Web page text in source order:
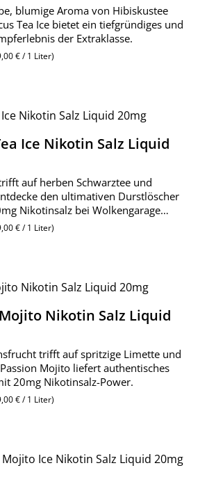
blumige Aroma von Hibiskustee
Tea Ice bietet ein tiefgründiges und
der Extraklasse.
€ / 1 Liter)
Ice Nikotin Salz Liquid
auf herben Schwarztee und
den ultimativen Durstlöscher
Nikotinsalz bei Wolkengarage
€ / 1 Liter)
Nikotin Salz Liquid
trifft auf spritzige Limette und
Mojito liefert authentisches
20mg Nikotinsalz-Power.
€ / 1 Liter)